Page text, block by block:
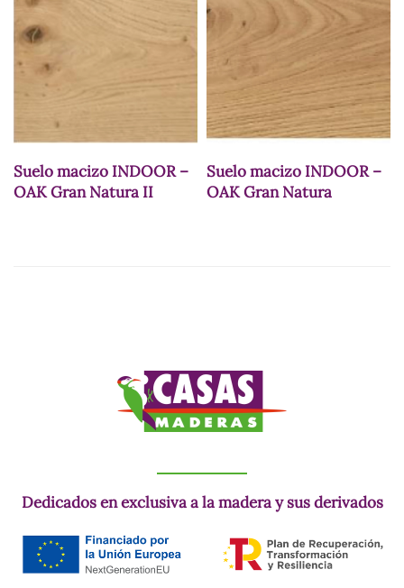
Suelo macizo INDOOR –
OAK Gran Natura II
Suelo macizo INDOOR –
OAK Gran Natura
Dedicados en exclusiva a la madera y sus derivados